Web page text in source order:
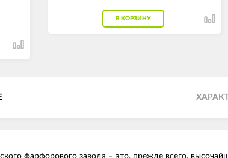
В КОРЗИНУ
фарфорового завода – это, прежде всего,